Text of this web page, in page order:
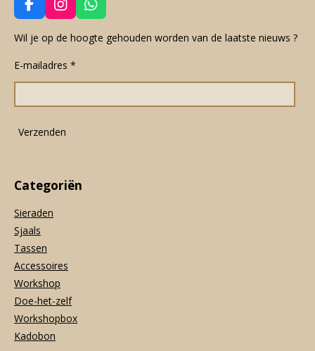
F
a
c
b
o
I
n
s
a
g
m
W
h
a
A
Wil je op de hoogte gehouden worden van de laatste nieuws ?
E-mailadres *
Verzenden
Categoriën
Sieraden
Sjaals
Tassen
Accessoires
Workshop
Doe-het-zelf
Workshopbox
Kadobon